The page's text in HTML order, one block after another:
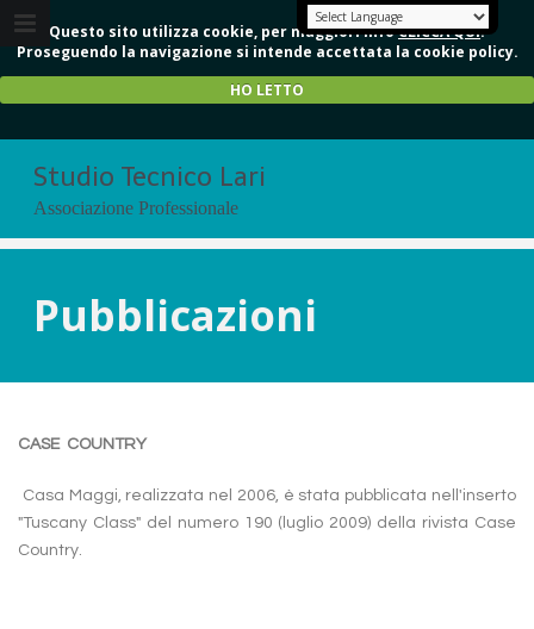
Questo sito utilizza cookie, per maggiori infoCLICCA QUI.
Proseguendo la navigazione si intende accettata la cookie policy.
HO LETTO
Studio Tecnico Lari
Associazione Professionale
Pubblicazioni
CASE COUNTRY
Casa Maggi, realizzata nel 2006, è stata pubblicata nell'inserto
"Tuscany Class" del numero 190 (luglio 2009) della rivista Case
Country.